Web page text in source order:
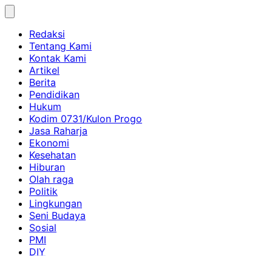
Skip
contentRedaksi
Tentang Kami
Kontak Kami
Artikel
Berita
Pendidikan
Hukum
Kodim 0731/Kulon Progo
Jasa Raharja
Ekonomi
Kesehatan
Hiburan
Olah raga
Politik
Lingkungan
Seni Budaya
Sosial
PMI
DIY